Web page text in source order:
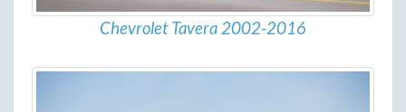
Chevrolet Tavera 2002-2016